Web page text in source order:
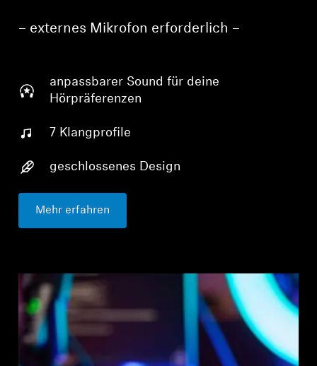
– externes Mikrofon erforderlich –
anpassbarer Sound für deine
Hörpräferenzen
7 Klangprofile
geschlossenes Design
Mehr erfahren